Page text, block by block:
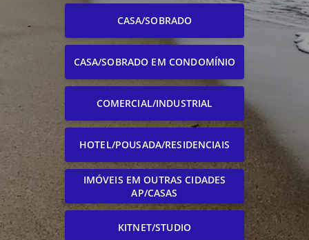
CASA/SOBRADO
CASA/SOBRADO EM CONDOMÍNIO
COMERCIAL/INDUSTRIAL
HOTEL/POUSADA/RESIDENCIAIS
IMÓVEIS EM OUTRAS CIDADES
AP/CASAS
KITNET/STUDIO